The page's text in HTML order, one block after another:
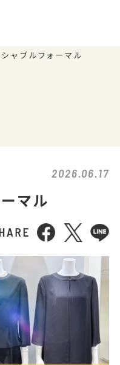
ャブルフォーマル
2026.06.17
マル